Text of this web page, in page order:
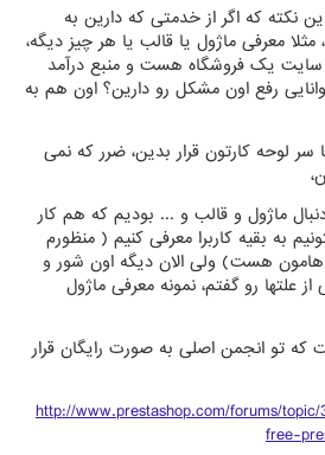
نکته که اگر از خدمتی که دارین به
معرفی ماژول یا قالب یا هر چیز دیگه،
یک فروشگاه هست و منبع درآمد
رفع اون مشکل رو دارین؟ اون هم به
لوحه کارتون قرار بدین، ضرر که نمی
ماژول و قالب و ... بودیم که هم کار
به بقیه کاربرا معرفی کنیم ( منظورم
هست) ولی الان دیگه اون شور و
علتها رو گفتم، نمونه معرفی ماژول
که تو انجمن اصلی به صورت رایگان قرار
http://www.prestashop.com/forums/
free-